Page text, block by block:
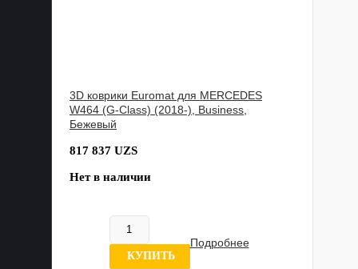
3D коврики Euromat для MERCEDES
W464 (G-Class) (2018-), Business,
Бежевый
817 837 UZS
Нет в наличии
КУПИТЬ
Подробнее